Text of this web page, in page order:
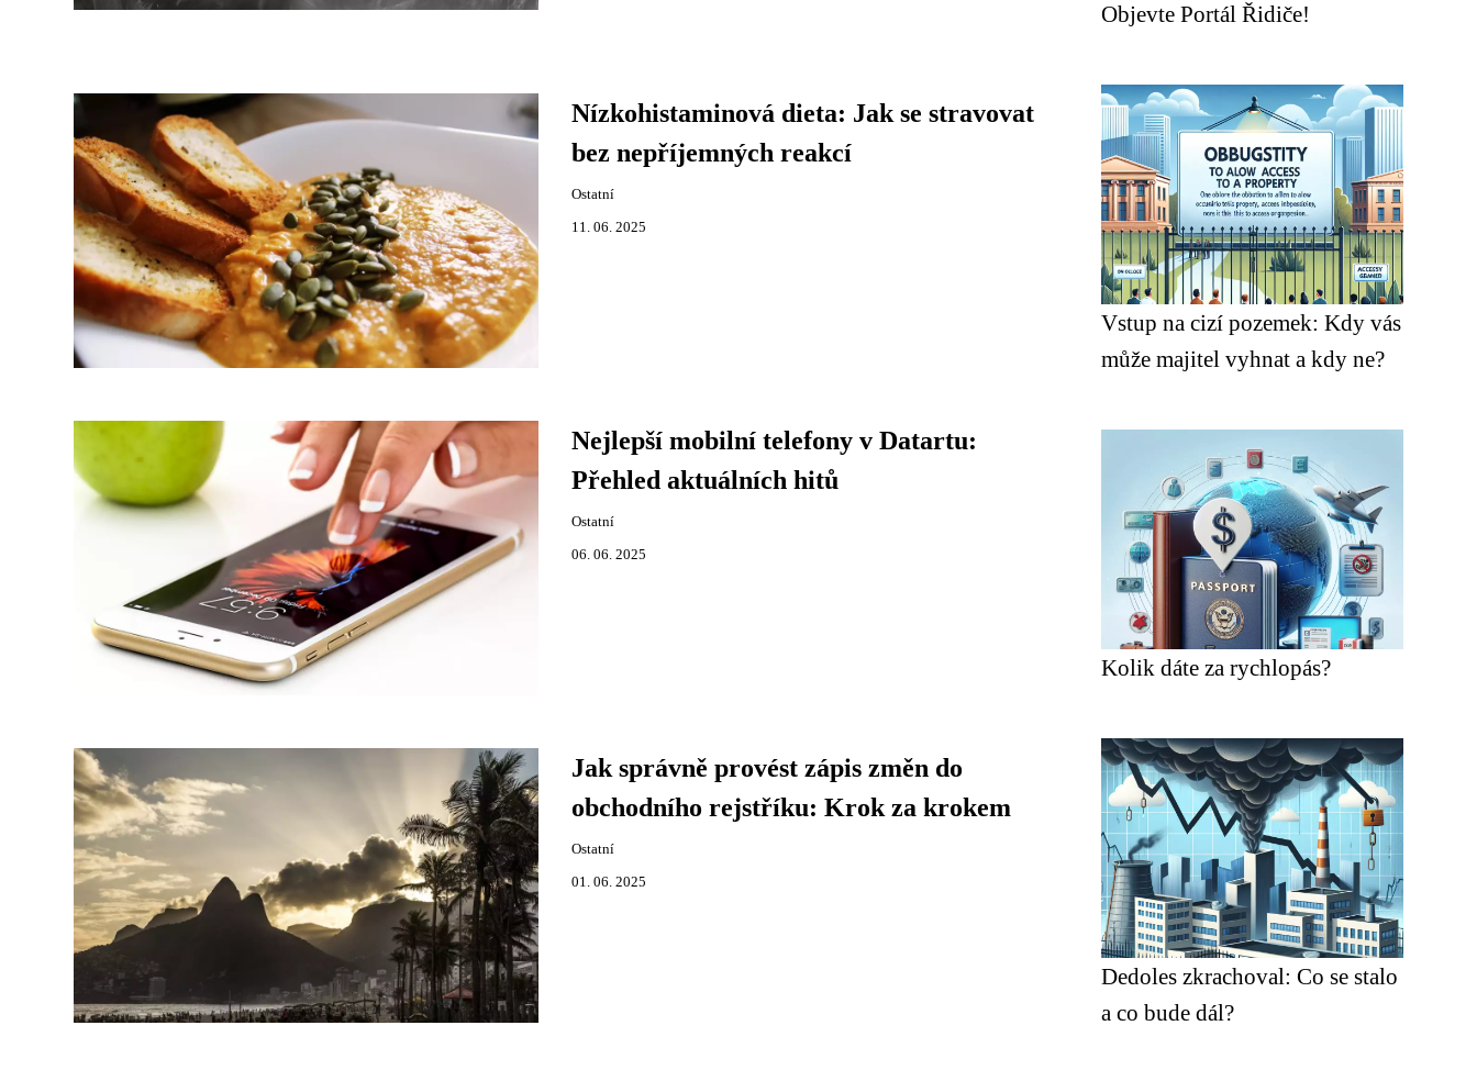
Nízkohistaminová dieta: Jak se stravovat
bez nepříjemných reakcí
Ostatní
11. 06. 2025
Nejlepší mobilní telefony v Datartu:
Přehled aktuálních hitů
Ostatní
06. 06. 2025
Jak správně provést zápis změn do
obchodního rejstříku: Krok za krokem
Ostatní
01. 06. 2025
Objevte Portál Řidiče!
Vstup na cizí pozemek: Kdy vás
může majitel vyhnat a kdy ne?
Kolik dáte za rychlopás?
Dedoles zkrachoval: Co se stalo
a co bude dál?